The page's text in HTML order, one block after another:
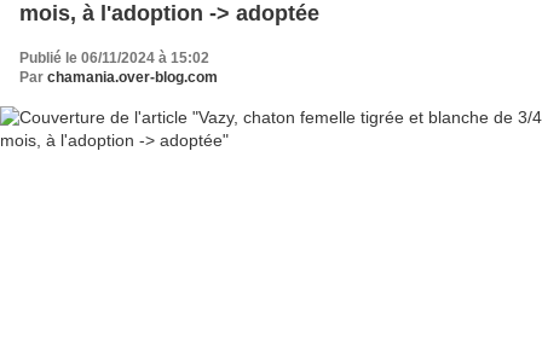
mois, à l'adoption -> adoptée
Publié le 06/11/2024 à 15:02
Par chamania.over-blog.com